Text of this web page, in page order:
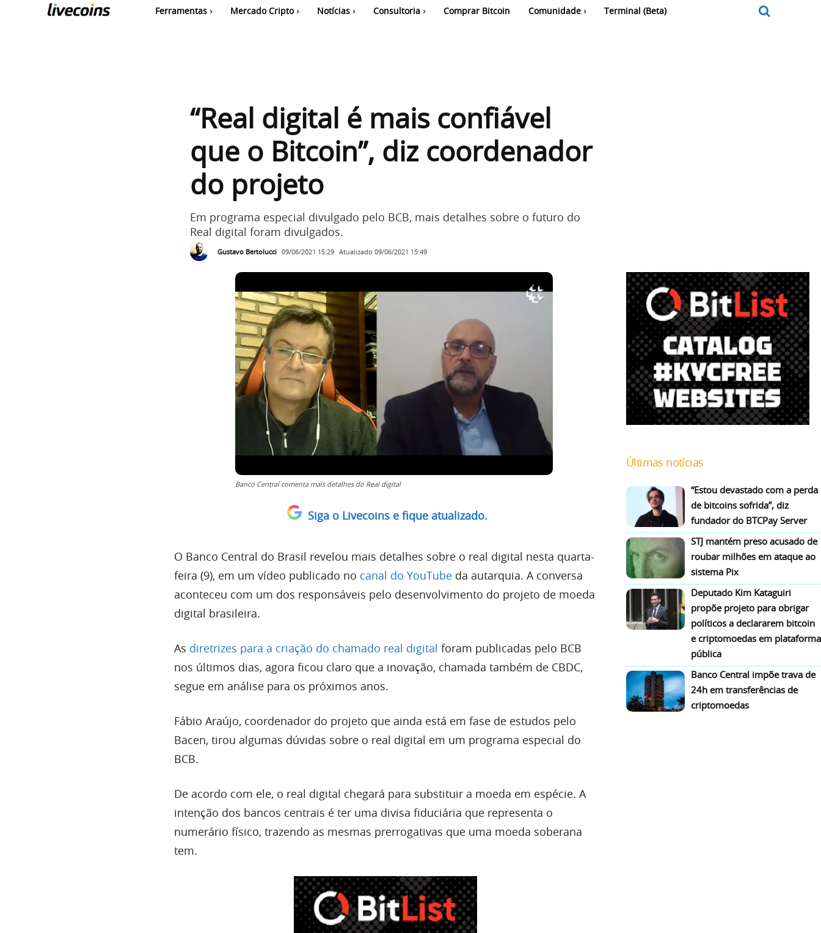
Ferramentas Mercado Cripto Notícias Consultoria Comprar Bitcoin Comunidade Terminal (Beta)
“Real digital é mais confiável
que o Bitcoin”, diz coordenador
do projeto
Em programa especial divulgado pelo BCB, mais detalhes sobre o futuro do
Real digital foram divulgados.
Gustavo Bertolucci 09/06/2021 15:29 Atualizado 09/06/2021 15:49
Banco Central comenta mais detalhes do Real digital
Siga o Livecoins e fique atualizado.
O Banco Central do Brasil revelou mais detalhes sobre o real digital nesta quarta-
feira (9), em um vídeo publicado no canal do YouTube da autarquia. A conversa
aconteceu com um dos responsáveis pelo desenvolvimento do projeto de moeda
digital brasileira.
As diretrizes para a criação do chamado real digital foram publicadas pelo BCB
nos últimos dias, agora ficou claro que a inovação, chamada também de CBDC,
segue em análise para os próximos anos.
Fábio Araújo, coordenador do projeto que ainda está em fase de estudos pelo
Bacen, tirou algumas dúvidas sobre o real digital em um programa especial do
BCB.
De acordo com ele, o real digital chegará para substituir a moeda em espécie. A
intenção dos bancos centrais é ter uma divisa fiduciária que representa o
numerário físico, trazendo as mesmas prerrogativas que uma moeda soberana
tem.
Últimas notícias
“Estou devastado com a perda
de bitcoins sofrida”, diz
fundador do BTCPay Server
STJ mantém preso acusado de
roubar milhões em ataque ao
sistema Pix
Deputado Kim Kataguiri
propõe projeto para obrigar
políticos a declararem bitcoin
e criptomoedas em plataforma
pública
Banco Central impõe trava de
24h em transferências de
criptomoedas